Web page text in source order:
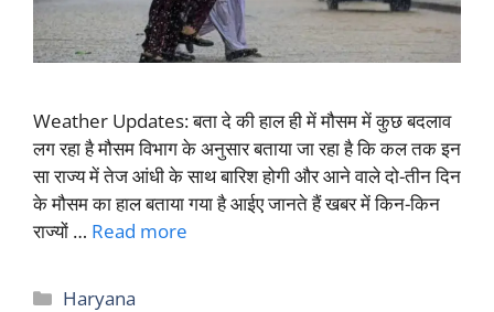
Weather Updates: बता दे की हाल ही में मौसम में कुछ बदलाव
लग रहा है मौसम विभाग के अनुसार बताया जा रहा है कि कल तक इन
सा राज्य में तेज आंधी के साथ बारिश होगी और आने वाले दो-तीन दिन
के मौसम का हाल बताया गया है आईए जानते हैं खबर में किन-किन
राज्यों … Read more
Categories
Haryana